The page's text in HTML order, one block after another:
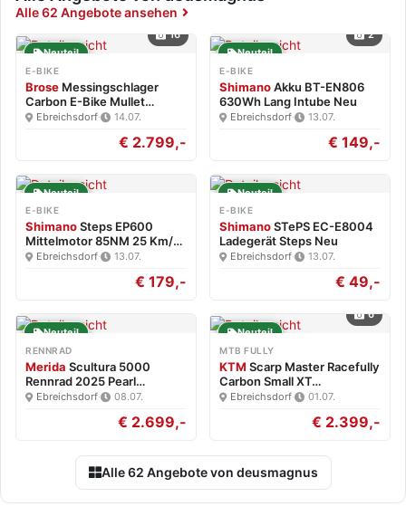
Alle 62 Angebote ansehen
16
Neuteil
E-BIKE
Brose Messingschlager
Carbon E-Bike Mullet
Brose…
Ebreichsdorf· 14.07.
€ 2.799,-
2
Neuteil
E-BIKE
ShimanoAkku BT-EN806
630Wh Lang Intube Neu
Ebreichsdorf· 13.07.
€ 149,-
Neuteil
E-BIKE
ShimanoSteps EP600
Mittelmotor 85NM 25 Km/h
NeuEbreichsdorf· 13.07.
€ 179,-
Neuteil
E-BIKE
ShimanoSTePS EC-E8004
Ladegerät Steps Neu
Ebreichsdorf· 13.07.
€ 49,-
Neuteil
RENNRAD
Merida Scultura 5000
Rennrad 2025 Pearl
White/Blk…
Ebreichsdorf· 08.07.
€ 2.699,-
6
Neuteil
MTB FULLY
KTM Scarp Master Racefully
Carbon Small XT…
Ebreichsdorf· 01.07.
€ 2.399,-
Alle 62 Angebote von deusmagnus